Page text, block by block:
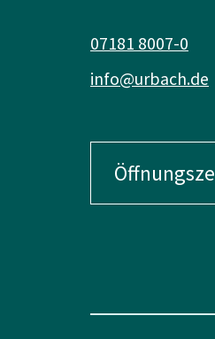
info@urbach.de
07181 8007-0